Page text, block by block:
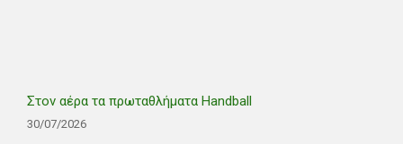
Στον αέρα τα πρωταθλήματα Handball
30/07/2026